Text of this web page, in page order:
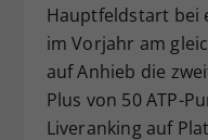
Hauptfeldstart bei
im Vorjahr am
auf Anhieb die
Plus von 50 ATP-
Liveranking auf